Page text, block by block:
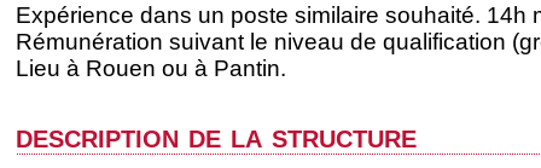
Expérience dans un poste similaire souhaité. 14h
Rémunération suivant le niveau de qualification
Lieu à Rouen ou à Pantin.
description de la structure